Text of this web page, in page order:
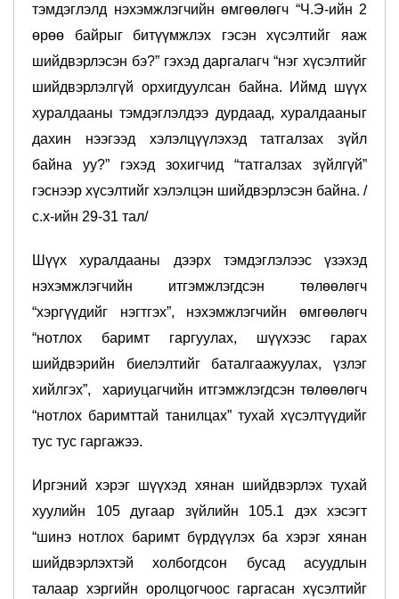
тэмдэглэлд нэхэмжлэгчийн өмгөөлөгч “Ч.Э-ийн 2
өрөө байрыг битүүмжлэх гэсэн хүсэлтийг яаж
шийдвэрлэсэн бэ?” гэхэд даргалагч “нэг хүсэлтийг
шийдвэрлэлгүй орхигдуулсан байна. Иймд шүүх
хуралдааны тэмдэглэлдээ дурдаад, хуралдааныг
дахин нээгээд хэлэлцүүлэхэд татгалзах зүйл
байна уу?” гэхэд зохигчид “татгалзах зүйлгүй”
гэснээр хүсэлтийг хэлэлцэн шийдвэрлэсэн байна. /
с.х-ийн 29-31 тал/
Шүүх хуралдааны дээрх тэмдэглэлээс үзэхэд
нэхэмжлэгчийн итгэмжлэгдсэн төлөөлөгч
“хэргүүдийг нэгтгэх”, нэхэмжлэгчийн өмгөөлөгч
“нотлох баримт гаргуулах, шүүхээс гарах
шийдвэрийн биелэлтийг баталгаажуулах, үзлэг
хийлгэх”, хариуцагчийн итгэмжлэгдсэн төлөөлөгч
“нотлох баримттай танилцах” тухай хүсэлтүүдийг
тус тус гаргажээ.
Иргэний хэрэг шүүхэд хянан шийдвэрлэх тухай
хуулийн 105 дугаар зүйлийн 105.1 дэх хэсэгт
“шинэ нотлох баримт бүрдүүлэх ба хэрэг хянан
шийдвэрлэхтэй холбогдсон бусад асуудлын
талаар хэргийн оролцогчоос гаргасан хүсэлтийг